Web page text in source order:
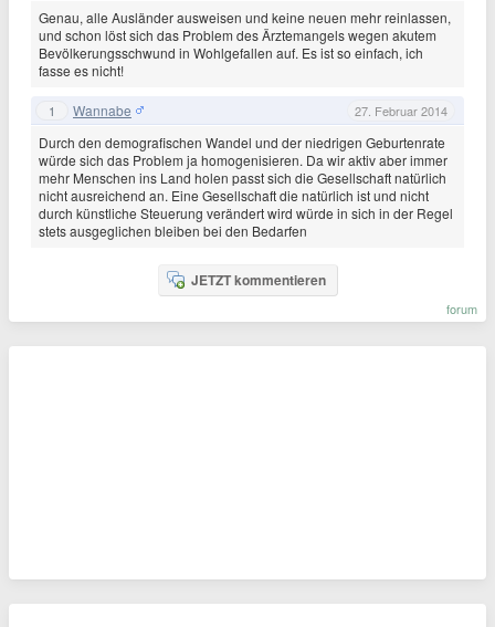
Genau, alle Ausländer ausweisen und keine neuen mehr reinlassen,
und schon löst sich das Problem des Ärztemangels wegen akutem
Bevölkerungsschwund in Wohlgefallen auf. Es ist so einfach, ich
fasse es nicht!
1 Wannabe 27. Februar 2014
Durch den demografischen Wandel und der niedrigen Geburtenrate
würde sich das Problem ja homogenisieren. Da wir aktiv aber immer
mehr Menschen ins Land holen passt sich die Gesellschaft natürlich
nicht ausreichend an. Eine Gesellschaft die natürlich ist und nicht
durch künstliche Steuerung verändert wird würde in sich in der Regel
stets ausgeglichen bleiben bei den Bedarfen
JETZT kommentieren
forum